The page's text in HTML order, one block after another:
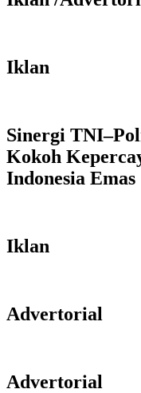
Iklan
Sinergi
Kokoh
Indonesia Emas
Iklan
Advertorial
Advertorial